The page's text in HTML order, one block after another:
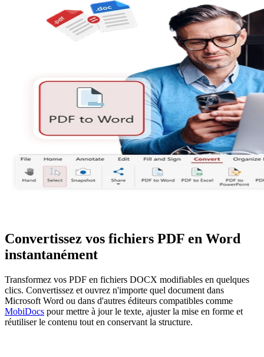
Convertissez vos fichiers PDF en Word
instantanément
Transformez vos PDF en fichiers DOCX modifiables en quelques
clics. Convertissez et ouvrez n'importe quel document dans
Microsoft Word ou dans d'autres éditeurs compatibles comme
MobiDocs pour mettre à jour le texte, ajuster la mise en forme et
réutiliser le contenu tout en conservant la structure.